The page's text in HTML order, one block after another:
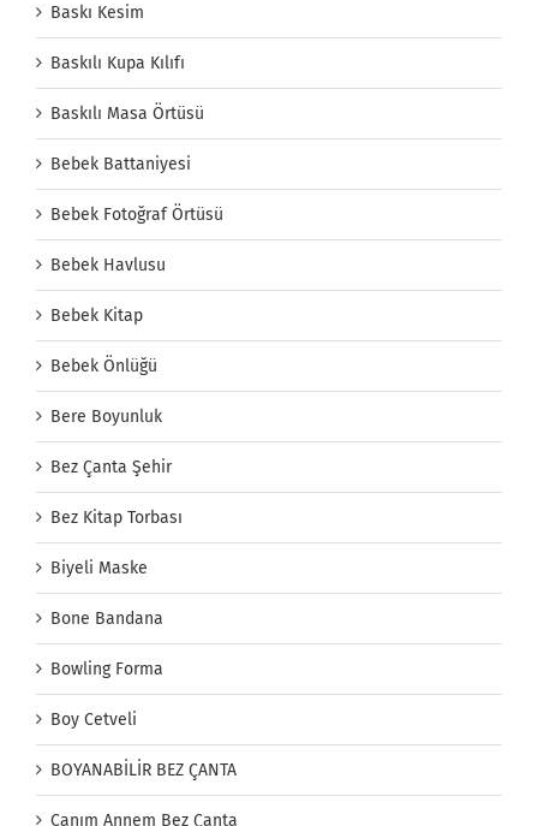
Baskı Kesim
Baskılı Kupa Kılıfı
Baskılı Masa Örtüsü
Bebek Battaniyesi
Bebek Fotoğraf Örtüsü
Bebek Havlusu
Bebek Kitap
Bebek Önlüğü
Bere Boyunluk
Bez Çanta Şehir
Bez Kitap Torbası
Biyeli Maske
Bone Bandana
Bowling Forma
Boy Cetveli
BOYANABİLİR BEZ ÇANTA
Canım Annem Bez Çanta